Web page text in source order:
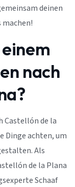
deinen
machen!
nach
Castellón de la
Dinge achten, um
Als
de la Plana
Schaaf